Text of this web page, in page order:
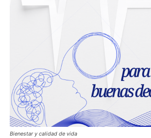
Bienestar y calidad de vida